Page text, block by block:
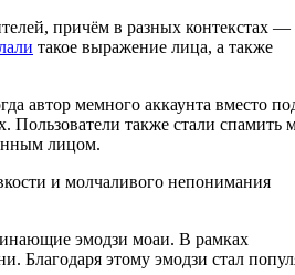
причём в разных контекстах —
такое выражение лица, а также
автор мемного аккаунта вместо
Пользователи также стали спамить
лицом.
эмодзи моаи. В рамках
Благодаря этому эмодзи стал